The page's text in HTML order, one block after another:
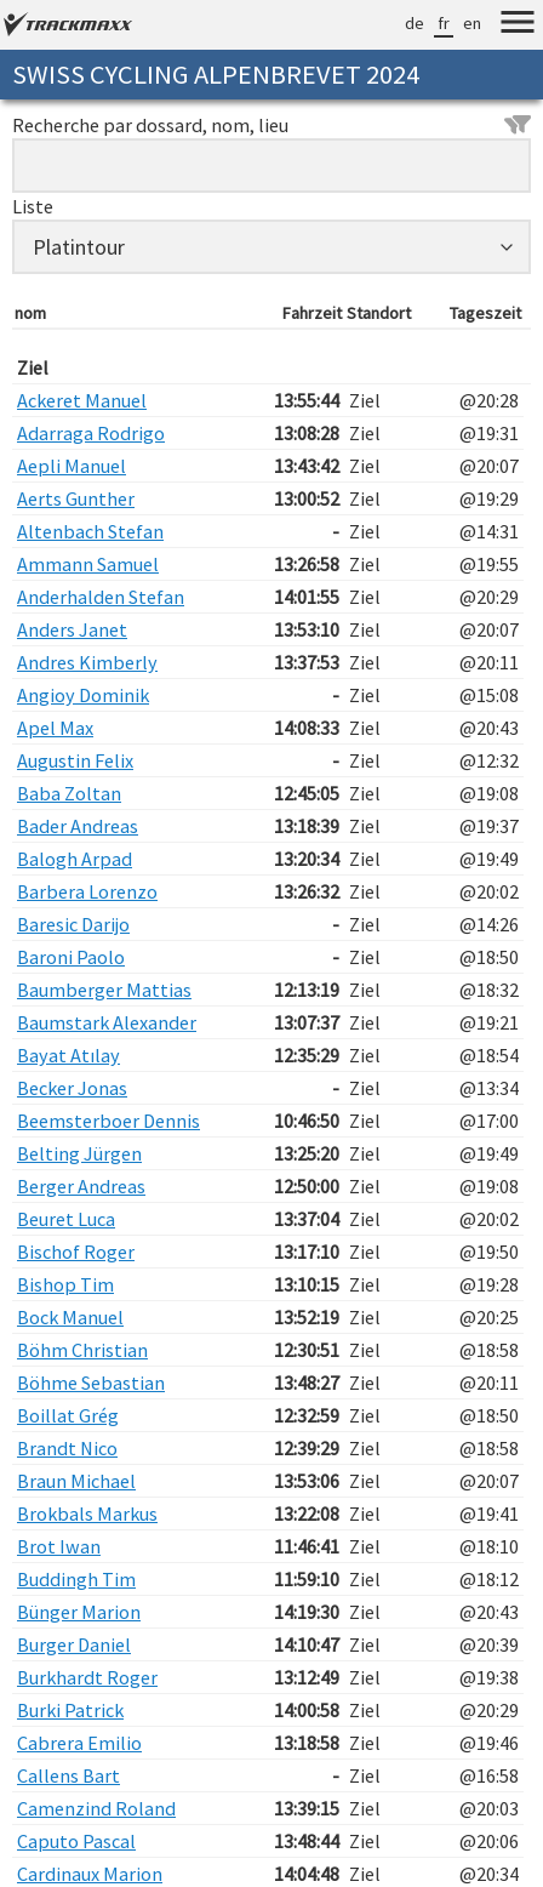
de fr en
SWISS CYCLING ALPENBREVET 2024
Recherche par dossard, nom, lieu
Liste
nom Fahrzeit Standort Tageszeit
Ziel
Ackeret Manuel
13:55:44 Ziel
@20:28
Adarraga Rodrigo
13:08:28 Ziel
@19:31
Aepli Manuel
13:43:42 Ziel
@20:07
Aerts Gunther
13:00:52 Ziel
@19:29
Altenbach Stefan
- Ziel
@14:31
Ammann Samuel
13:26:58 Ziel
@19:55
Anderhalden Stefan
14:01:55 Ziel
@20:29
Anders Janet
13:53:10 Ziel
@20:07
Andres Kimberly
13:37:53 Ziel
@20:11
Angioy Dominik
- Ziel
@15:08
Apel Max
14:08:33 Ziel
@20:43
Augustin Felix
- Ziel
@12:32
Baba Zoltan
12:45:05 Ziel
@19:08
Bader Andreas
13:18:39 Ziel
@19:37
Balogh Arpad
13:20:34 Ziel
@19:49
Barbera Lorenzo
13:26:32 Ziel
@20:02
Baresic Darijo
- Ziel
@14:26
Baroni Paolo
- Ziel
@18:50
Baumberger Mattias
12:13:19 Ziel
@18:32
Baumstark Alexander
13:07:37 Ziel
@19:21
Bayat Atılay
12:35:29 Ziel
@18:54
Becker Jonas
- Ziel
@13:34
Beemsterboer Dennis
10:46:50 Ziel
@17:00
Belting Jürgen
13:25:20 Ziel
@19:49
Berger Andreas
12:50:00 Ziel
@19:08
Beuret Luca
13:37:04 Ziel
@20:02
Bischof Roger
13:17:10 Ziel
@19:50
Bishop Tim
13:10:15 Ziel
@19:28
Bock Manuel
13:52:19 Ziel
@20:25
Böhm Christian
12:30:51 Ziel
@18:58
Böhme Sebastian
13:48:27 Ziel
@20:11
Boillat Grég
12:32:59 Ziel
@18:50
Brandt Nico
12:39:29 Ziel
@18:58
Braun Michael
13:53:06 Ziel
@20:07
Brokbals Markus
13:22:08 Ziel
@19:41
Brot Iwan
11:46:41 Ziel
@18:10
Buddingh Tim
11:59:10 Ziel
@18:12
Bünger Marion
14:19:30 Ziel
@20:43
Burger Daniel
14:10:47 Ziel
@20:39
Burkhardt Roger
13:12:49 Ziel
@19:38
Burki Patrick
14:00:58 Ziel
@20:29
Cabrera Emilio
13:18:58 Ziel
@19:46
Callens Bart
- Ziel
@16:58
Camenzind Roland
13:39:15 Ziel
@20:03
Caputo Pascal
13:48:44 Ziel
@20:06
Cardinaux Marion
14:04:48 Ziel
@20:34